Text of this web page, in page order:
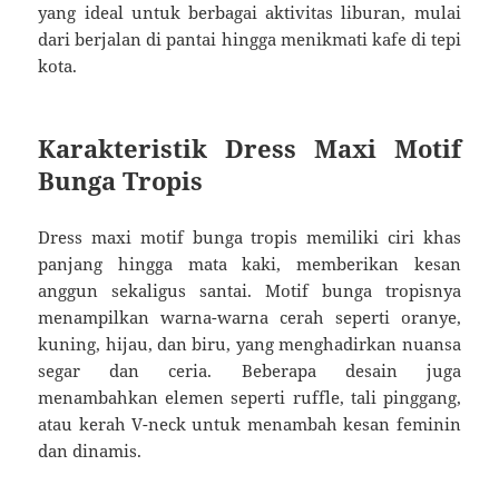
yang ideal untuk berbagai aktivitas liburan, mulai
dari berjalan di pantai hingga menikmati kafe di tepi
kota.
Karakteristik Dress Maxi Motif
Bunga Tropis
Dress maxi motif bunga tropis memiliki ciri khas
panjang hingga mata kaki, memberikan kesan
anggun sekaligus santai. Motif bunga tropisnya
menampilkan warna-warna cerah seperti oranye,
kuning, hijau, dan biru, yang menghadirkan nuansa
segar dan ceria. Beberapa desain juga
menambahkan elemen seperti ruffle, tali pinggang,
atau kerah V-neck untuk menambah kesan feminin
dan dinamis.